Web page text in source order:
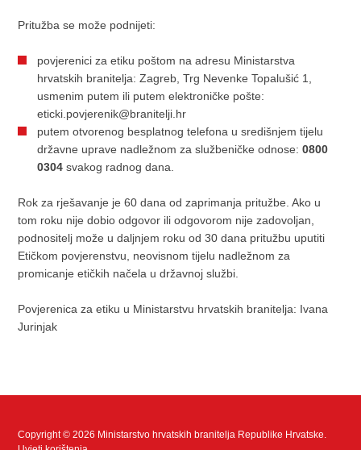
Pritužba se može podnijeti:
povjerenici za etiku poštom na adresu Ministarstva
hrvatskih branitelja: Zagreb, Trg Nevenke Topalušić 1,
usmenim putem ili putem elektroničke pošte:
eticki.povjerenik@branitelji.hr
putem otvorenog besplatnog telefona u središnjem tijelu
državne uprave nadležnom za službeničke odnose:0800
0304 svakog radnog dana.
Rok za rješavanje je 60 dana od zaprimanja pritužbe. Ako u
tom roku nije dobio odgovor ili odgovorom nije zadovoljan,
podnositelj može u daljnjem roku od 30 dana pritužbu uputiti
Etičkom povjerenstvu, neovisnom tijelu nadležnom za
promicanje etičkih načela u državnoj službi.
Povjerenica za etiku u Ministarstvu hrvatskih branitelja: Ivana
Jurinjak
Copyright © 2026 Ministarstvo hrvatskih branitelja Republike Hrvatske.